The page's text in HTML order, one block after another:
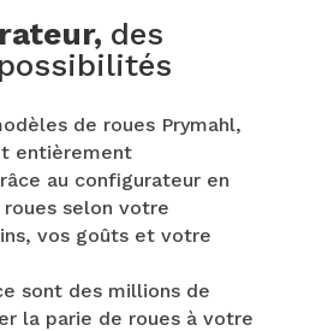
des
de roues Prymahl,
entièrement
au configurateur en
selon votre
vos goûts et votre
sont des millions de
la parie de roues à votre